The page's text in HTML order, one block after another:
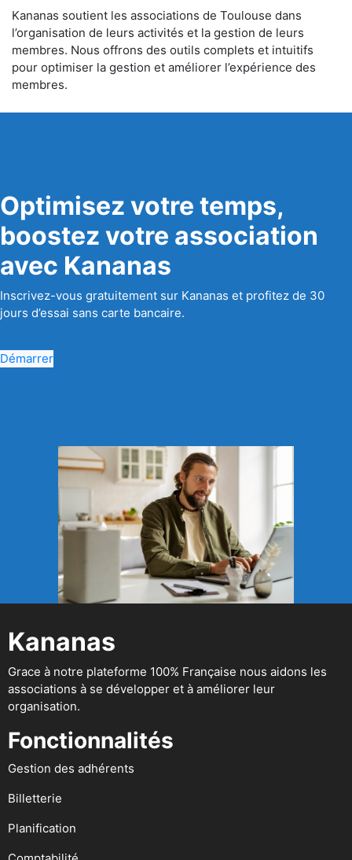
Kananas soutient les associations de Toulouse dans
l’organisation de leurs activités et la gestion de leurs
membres. Nous offrons des outils complets et intuitifs
pour optimiser la gestion et améliorer l’expérience des
membres.
Optimisez votre temps,
boostez votre association
avec Kananas
Inscrivez-vous gratuitement sur Kananas et profitez de 30
jours d’essai sans carte bancaire.
Démarrer
Kananas
Grace à notre plateforme 100% Française nous aidons les
associations à se développer et à améliorer leur
organisation.
Fonctionnalités
Gestion des adhérents
Billetterie
Planification